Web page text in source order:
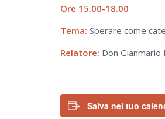
Ore 15.00-18.00
Tema: Sperare come
Relatore: Don
Salva nel tuo